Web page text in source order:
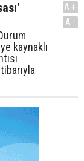
kaynaklı
A+
A-